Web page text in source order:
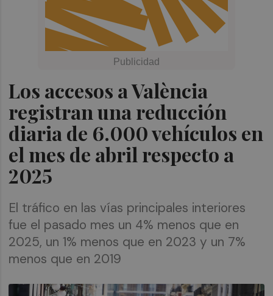
Los accesos a València
registran una reducción
diaria de 6.000 vehículos en
el mes de abril respecto a
2025
El tráfico en las vías principales interiores
fue el pasado mes un 4% menos que en
2025, un 1% menos que en 2023 y un 7%
menos que en 2019